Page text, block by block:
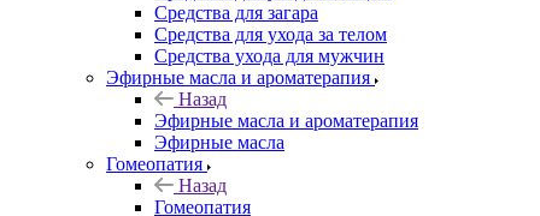
Средства для загара
Средства для ухода за телом
Средства ухода для мужчин
Эфирные масла и ароматерапия
Назад
Эфирные масла и ароматерапия
Эфирные масла
Гомеопатия
Назад
Гомеопатия